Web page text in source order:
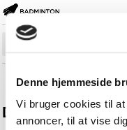
Denne hjemmeside
Vi bruger cookies til
annoncer, til at vise
―
Sæsonplan
Rank-/Rækkelister
Holdturnering
Deltagerliste